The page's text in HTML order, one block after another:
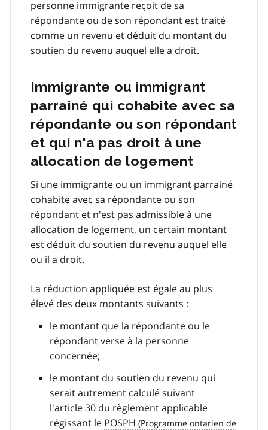
personne immigrante reçoit de sa
répondante ou de son répondant est traité
comme un revenu et déduit du montant du
soutien du revenu auquel elle a droit.
Immigrante ou immigrant
parrainé qui cohabite avec sa
répondante ou son répondant
et qui n'a pas droit à une
allocation de logement
Si une immigrante ou un immigrant parrainé
cohabite avec sa répondante ou son
répondant et n'est pas admissible à une
allocation de logement, un certain montant
est déduit du soutien du revenu auquel elle
ou il a droit.
La réduction appliquée est égale au plus
élevé des deux montants suivants :
le montant que la répondante ou le
répondant verse à la personne
concernée;
le montant du soutien du revenu qui
serait autrement calculé suivant
l'article 30 du règlement applicable
régissant le POSPH